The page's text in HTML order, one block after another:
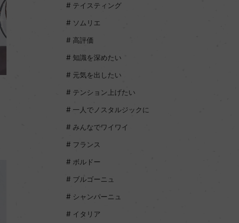
テイスティング
ソムリエ
高評価
知識を深めたい
元気を出したい
テンション上げたい
一人でノスタルジックに
みんなでワイワイ
フランス
ボルドー
ブルゴーニュ
シャンパーニュ
イタリア